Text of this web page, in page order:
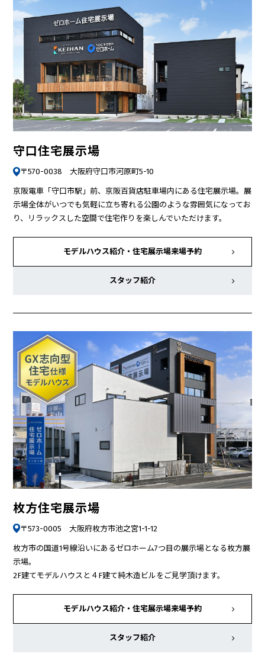
守口住宅展示場
〒570-0038 大阪府守口市河原町5-10
京阪電車「守口市駅」前、京阪百貨店駐車場内にある住宅展示場。展
示場全体がいつでも気軽に立ち寄れる公園のような雰囲気になってお
り、リラックスした空間で住宅作りを楽しんでいただけます。
モデルハウス紹介・ 住宅展示場来場予約
スタッフ紹介
枚方住宅展示場
〒573-0005 大阪府枚方市池之宮1-1-12
枚方市の国道1号線沿いにあるゼロホーム7つ目の展示場となる枚方展
示場。
2F建てモデルハウスと４F建て純木造ビルをご見学頂けます。
モデルハウス紹介・ 住宅展示場来場予約
スタッフ紹介